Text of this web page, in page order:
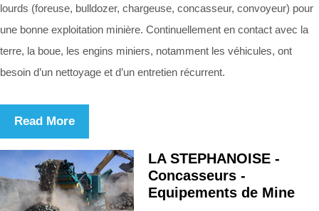
lourds (foreuse, bulldozer, chargeuse, concasseur, convoyeur) pour
une bonne exploitation minière. Continuellement en contact avec la
terre, la boue, les engins miniers, notamment les véhicules, ont
besoin d’un nettoyage et d’un entretien récurrent.
Read More
LA STEPHANOISE -
Concasseurs -
Equipements de Mine